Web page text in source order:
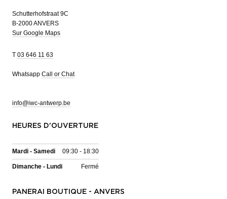
Schutterhofstraat 9C
B-2000 ANVERS
Sur Google Maps
T 03 646 11 63
Whatsapp Call or Chat
info@iwc-antwerp.be
HEURES D'OUVERTURE
Mardi - Samedi 09:30 - 18:30
Dimanche - Lundi Fermé
PANERAI BOUTIQUE - ANVERS